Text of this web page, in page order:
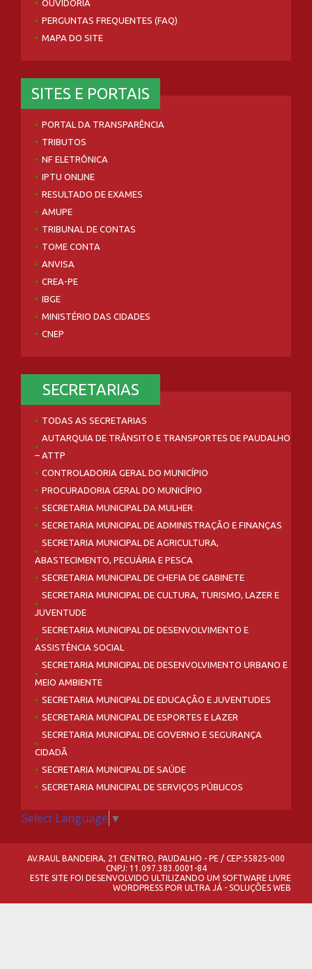
OUVIDORIA
PERGUNTAS FREQUENTES (FAQ)
MAPA DO SITE
SITES E PORTAIS
PORTAL DA TRANSPARÊNCIA
TRIBUTOS
NF ELETRÔNICA
IPTU ONLINE
RESULTADO DE EXAMES
AMUPE
TRIBUNAL DE CONTAS
TOME CONTA
ANVISA
CREA-PE
IBGE
MINISTÉRIO DAS CIDADES
CNEP
SECRETARIAS
TODAS AS SECRETARIAS
AUTARQUIA DE TRÂNSITO E TRANSPORTES DE PAUDALHO
– ATTP
CONTROLADORIA GERAL DO MUNICÍPIO
PROCURADORIA GERAL DO MUNICÍPIO
SECRETARIA MUNICIPAL DA MULHER
SECRETARIA MUNICIPAL DE ADMINISTRAÇÃO E FINANÇAS
SECRETARIA MUNICIPAL DE AGRICULTURA,
ABASTECIMENTO, PECUÁRIA E PESCA
SECRETARIA MUNICIPAL DE CHEFIA DE GABINETE
SECRETARIA MUNICIPAL DE CULTURA, TURISMO, LAZER E
JUVENTUDE
SECRETARIA MUNICIPAL DE DESENVOLVIMENTO E
ASSISTÊNCIA SOCIAL
SECRETARIA MUNICIPAL DE DESENVOLVIMENTO URBANO E
MEIO AMBIENTE
SECRETARIA MUNICIPAL DE EDUCAÇÃO E JUVENTUDES
SECRETARIA MUNICIPAL DE ESPORTES E LAZER
SECRETARIA MUNICIPAL DE GOVERNO E SEGURANÇA
CIDADÃ
SECRETARIA MUNICIPAL DE SAÚDE
SECRETARIA MUNICIPAL DE SERVIÇOS PÚBLICOS
Select Language ▼
AV.RAUL BANDEIRA, 21 CENTRO, PAUDALHO - PE / CEP:55825-000
CNPJ: 11.097.383.0001-84
ESTE SITE FOI DESENVOLVIDO ULTILIZANDO UM SOFTWARE LIVRE
WORDPRESS POR ULTRA JÁ - SOLUÇÕES WEB